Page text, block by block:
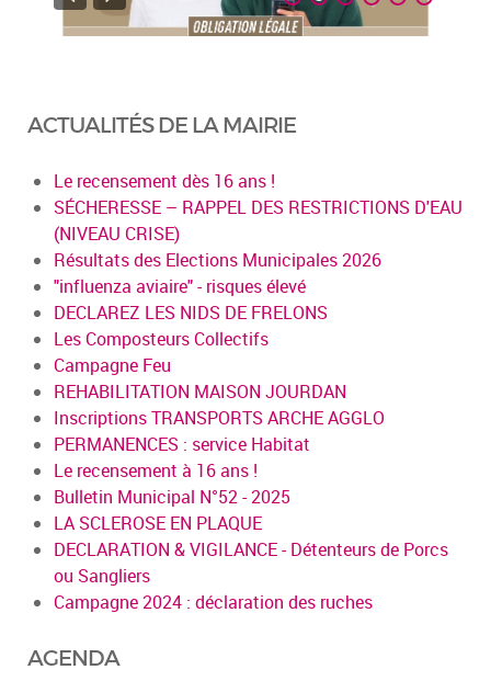
ACTUALITÉS DE LA MAIRIE
Le recensement dès 16 ans !
SÉCHERESSE – RAPPEL DES RESTRICTIONS D'EAU
(NIVEAU CRISE)
Résultats des Elections Municipales 2026
"influenza aviaire" - risques élevé
DECLAREZ LES NIDS DE FRELONS
Les Composteurs Collectifs
Campagne Feu
REHABILITATION MAISON JOURDAN
Inscriptions TRANSPORTS ARCHE AGGLO
PERMANENCES : service Habitat
Le recensement à 16 ans !
Bulletin Municipal N°52 - 2025
LA SCLEROSE EN PLAQUE
DECLARATION & VIGILANCE - Détenteurs de Porcs
ou Sangliers
Campagne 2024 : déclaration des ruches
AGENDA